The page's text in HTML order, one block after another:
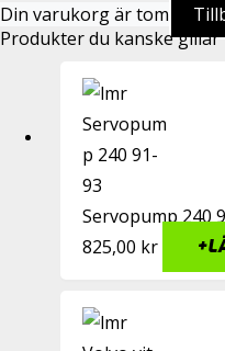
Din varukorg är tom
Produkter du kanske gillar
Servopump 240
825,00 kr +